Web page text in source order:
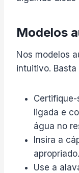
Modelos
Nos modelos
intuitivo.
ligada e
água no
Insira a
apropriado.
Use a